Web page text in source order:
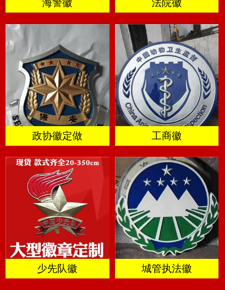
海警徽 法院徽
政协徽定做 工商徽
少先队徽 城管执法徽